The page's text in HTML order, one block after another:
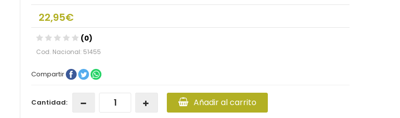
22,95€
(0)
Cod. Nacional: 51455
Compartir
Cantidad: Añadir al carrito